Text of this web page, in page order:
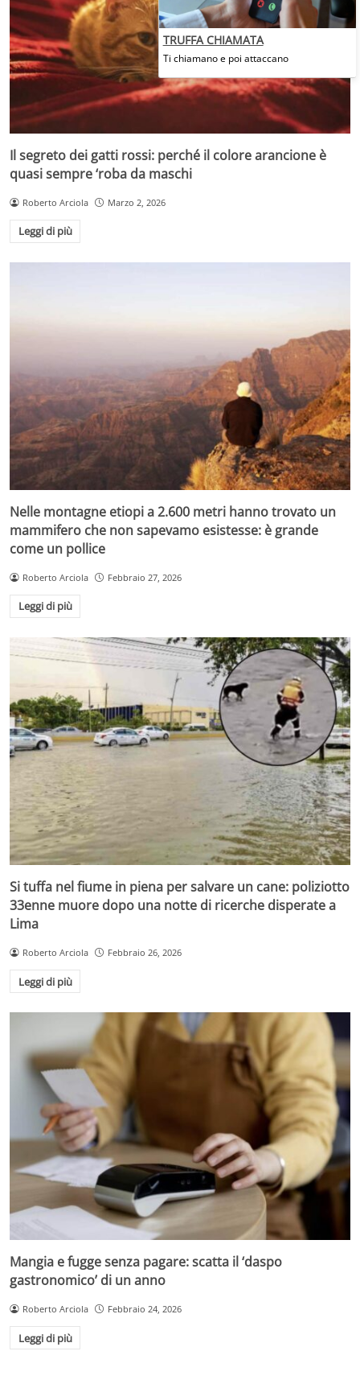
Il segreto dei gatti rossi: perché il colore arancione è
quasi sempre ‘roba da maschi
Roberto Arciola Marzo 2, 2026
Leggi di più
Nelle montagne etiopi a 2.600 metri hanno trovato un
mammifero che non sapevamo esistesse: è grande
come un pollice
Roberto Arciola Febbraio 27, 2026
Leggi di più
Si tuffa nel fiume in piena per salvare un cane: poliziotto
33enne muore dopo una notte di ricerche disperate a
Lima
Roberto Arciola Febbraio 26, 2026
Leggi di più
Mangia e fugge senza pagare: scatta il ‘daspo
gastronomico’ di un anno
Roberto Arciola Febbraio 24, 2026
Leggi di più
TRUFFA CHIAMATA
Ti chiamano e poi attaccano